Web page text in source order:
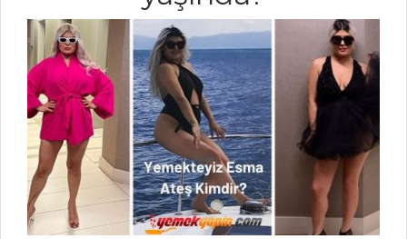
İÇECEKLER
Sirkencübin
Şerbeti
Böğürtlen
Şerbeti
Reyhan Şerbeti
İçecekler Tüm
Tarifleri